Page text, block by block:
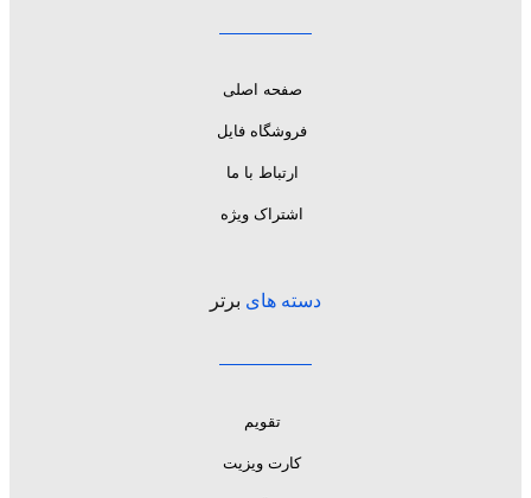
صفحه اصلی
فروشگاه فایل
ارتباط با ما
اشتراک ویژه
دسته های برتر
تقویم
کارت ویزیت